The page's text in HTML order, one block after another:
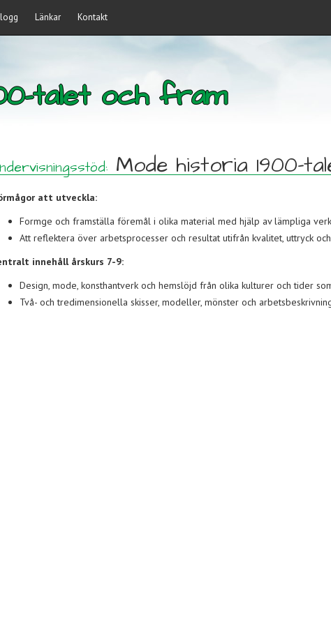
Länkar Kontakt
talet och fram
Mode historia 1900-
att utveckla:
Formge och framställa föremål i olika material med hjälp av lämpliga
Att reflektera över arbetsprocesser och resultat utifrån kvalitet, uttryck
innehåll årskurs 7-9:
Design, mode, konsthantverk och hemslöjd från olika kulturer och tider
Två- och tredimensionella skisser, modeller, mönster och